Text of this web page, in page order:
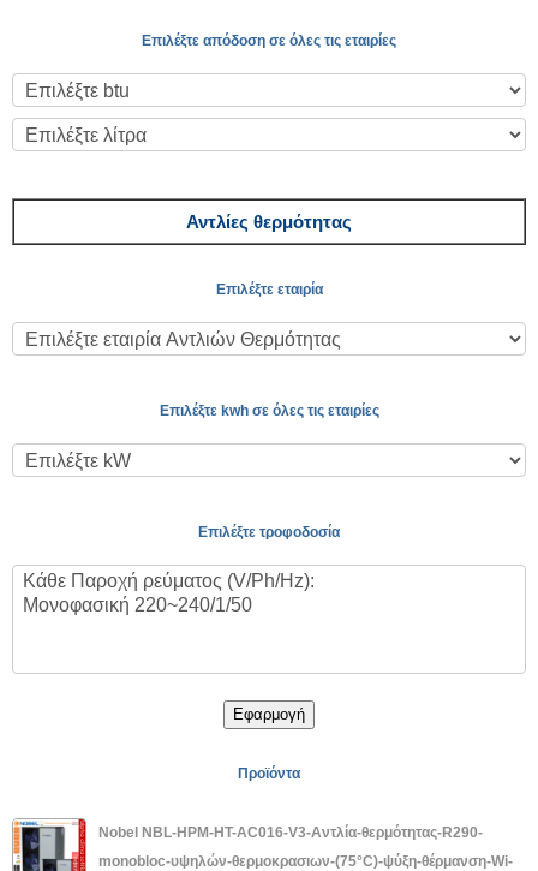
Επιλέξτε απόδοση σε όλες τις εταιρίες
Αντλίες θερμότητας
Επιλέξτε εταιρία
Επιλέξτε kwh σε όλες τις εταιρίες
Επιλέξτε τροφοδοσία
Εφαρμογή
Προϊόντα
Nobel NBL-HPM-HT-AC016-V3-Αντλία-θερμότητας-R290-
monobloc-υψηλών-θερμοκρασιων-(75°C)-ψύξη-θέρμανση-Wi-